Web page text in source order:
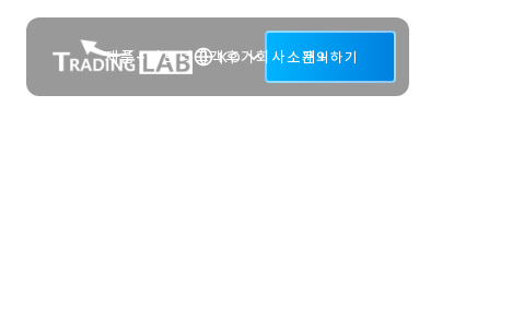
제품+파트너고객후기회사소개+
KO 문의하기